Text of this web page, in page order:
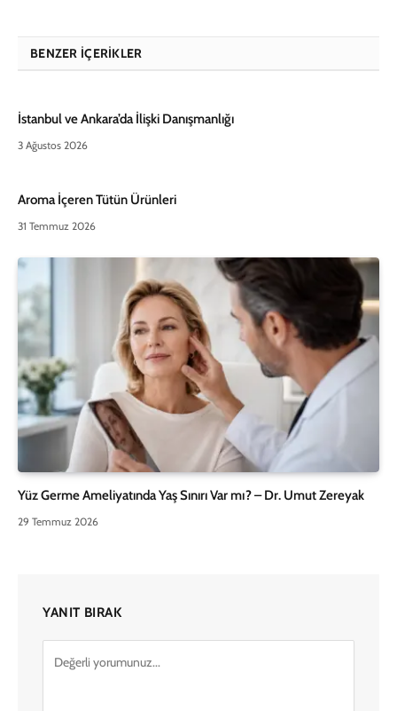
BENZER İÇERIKLER
İstanbul ve Ankara’da İlişki Danışmanlığı
3 Ağustos 2026
Aroma İçeren Tütün Ürünleri
31 Temmuz 2026
Yüz Germe Ameliyatında Yaş Sınırı Var mı? – Dr. Umut Zereyak
29 Temmuz 2026
YANIT BIRAK